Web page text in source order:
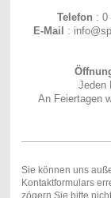
Telefon : 0
E-Mail :
Jeden
An Feiertagen
Sie können uns
Kontaktformulars
zögern Sie bitte